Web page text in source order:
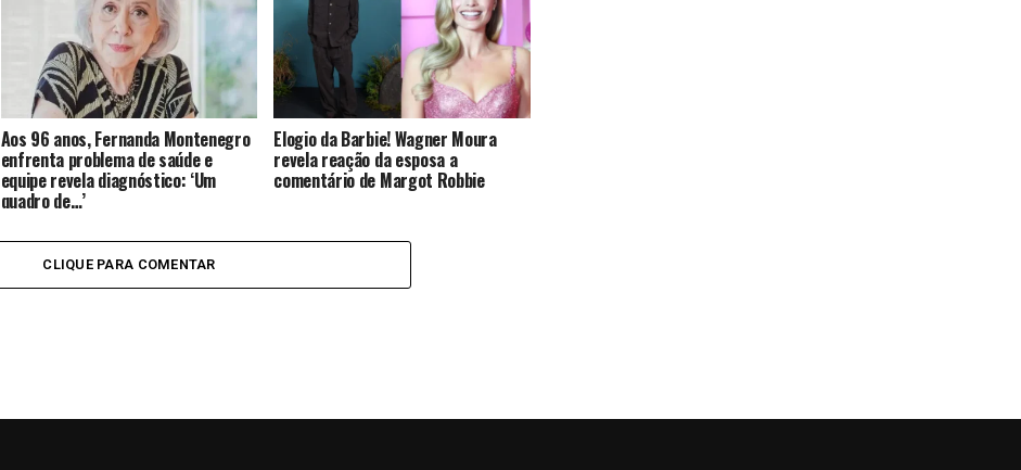
Aos 96 anos, Fernanda Montenegro
enfrenta problema de saúde e
equipe revela diagnóstico: ‘Um
quadro de…’
Elogio da Barbie! Wagner Moura
revela reação da esposa a
comentário de Margot Robbie
CLIQUE PARA COMENTAR